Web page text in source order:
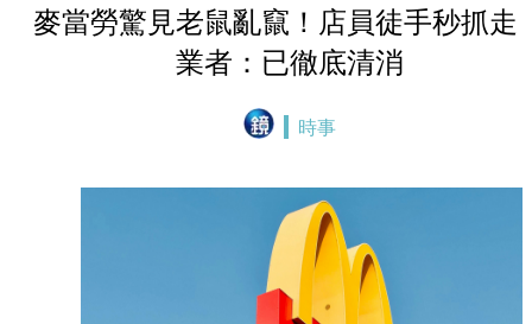
麥當勞驚見老鼠亂竄！店員徒手秒抓
業者：已徹底清消
時事